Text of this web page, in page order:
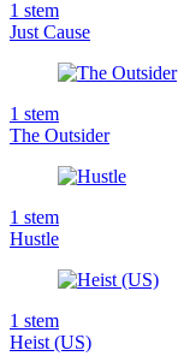
1 stem
Just Cause
1 stem
The Outsider
1 stem
Hustle
1 stem
Heist (US)